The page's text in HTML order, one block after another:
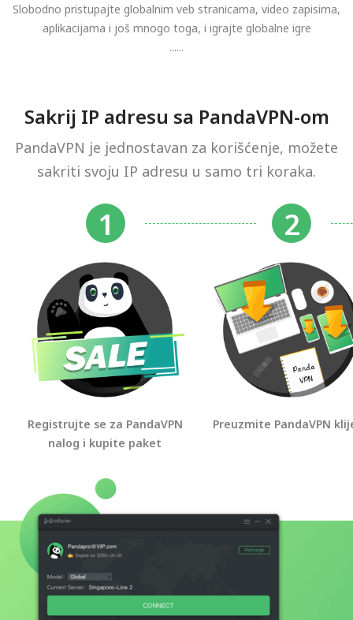
Slobodno pristupajte globalnim veb stranicama, video zapisima,
aplikacijama i još mnogo toga, i igrajte globalne igre
......
Sakrij IP adresu sa PandaVPN-om
PandaVPN je jednostavan za korišćenje, možete
sakriti svoju IP adresu u samo tri koraka.
Registrujte se za PandaVPN
nalog i kupite paket
Preuzmite PandaVPN